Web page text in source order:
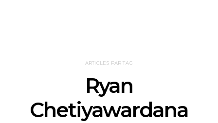
ARTICLES PAR TAG
Ryan
Chetiyawardana